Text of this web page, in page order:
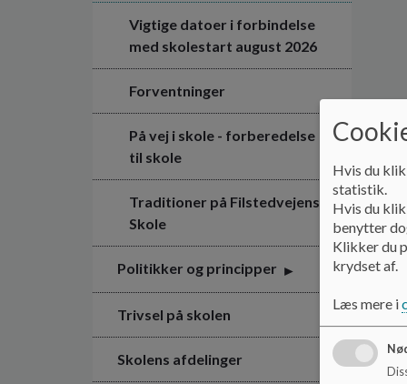
Vigtige datoer i forbindelse
med skolestart august 2026
Forventninger
På vej i skole - forberedelse
til skole
Traditioner på Filstedvejens
Skole
Politikker og principper
Trivsel på skolen
Skolens afdelinger
Hvis du
statistik.
Hvis du
benytter
Klikker du
krydset af.
Læs mere i